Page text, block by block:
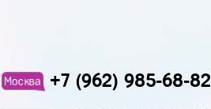
Москва +7 (962) 985-68-82